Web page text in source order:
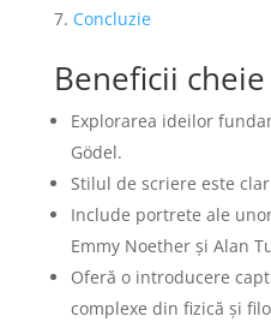
Concluzie
Beneficii cheie
Explorarea ideilor
Gödel.
Stilul de scriere este
Include portrete ale
Emmy Noether și Alan
Oferă o introducere
complexe din fizică și